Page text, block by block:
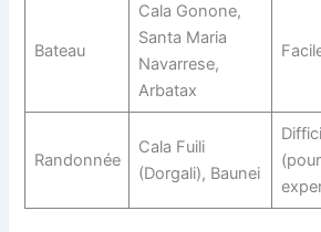
Bateau
Cala Gonone,
Santa Maria
Navarrese,
Arbatax
Randonnée
Cala Fuili
(Dorgali), Baunei
(pour